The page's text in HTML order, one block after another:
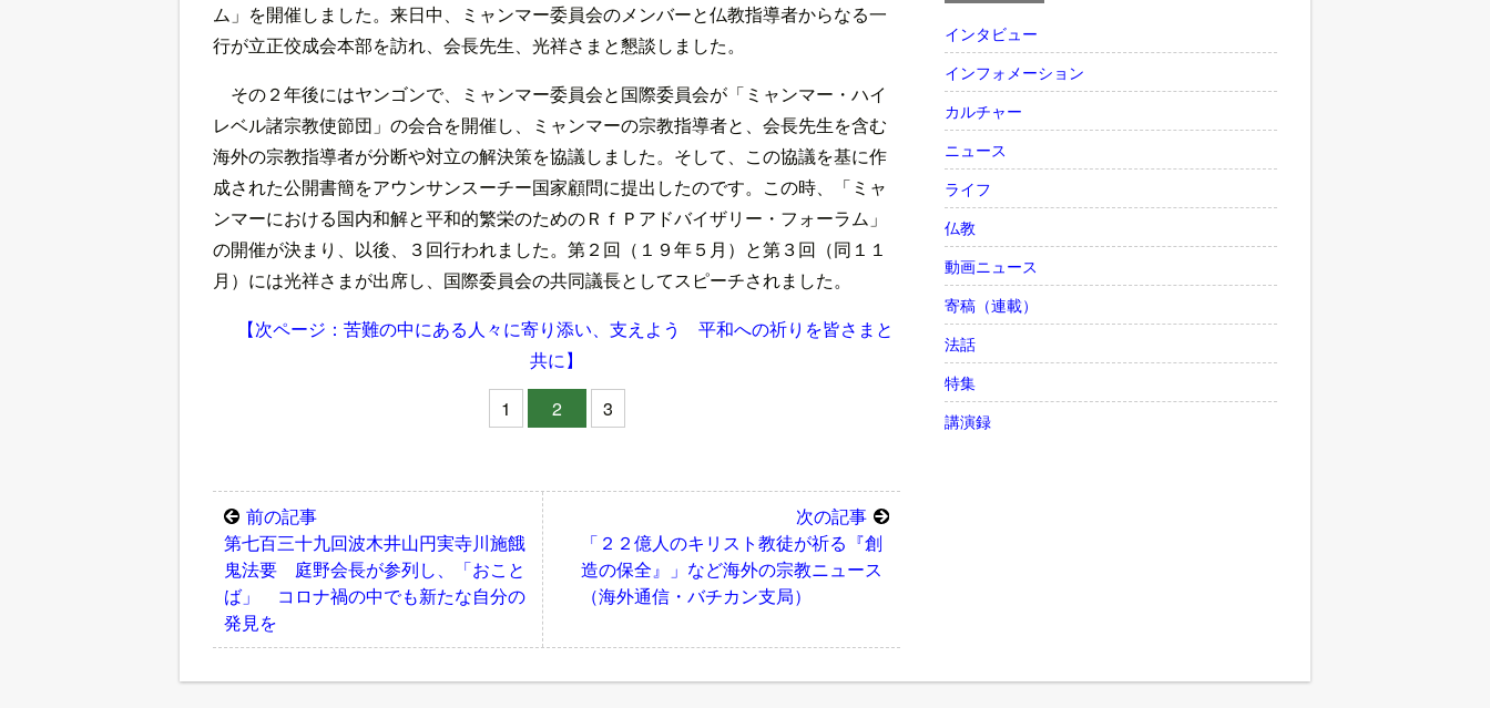
ム」を開催しました。来日中、ミャンマー委員会のメンバーと仏教指導者からなる一
行が立正佼成会本部を訪れ、会長先生、光祥さまと懇談しました。
その２年後にはヤンゴンで、ミャンマー委員会と国際委員会が「ミャンマー・ハイ
レベル諸宗教使節団」の会合を開催し、ミャンマーの宗教指導者と、会長先生を含む
海外の宗教指導者が分断や対立の解決策を協議しました。そして、この協議を基に作
成された公開書簡をアウンサンスーチー国家顧問に提出したのです。この時、「ミャ
ンマーにおける国内和解と平和的繁栄のためのＲｆＰアドバイザリー・フォーラム」
の開催が決まり、以後、３回行われました。第２回（１９年５月）と第３回（同１１
月）には光祥さまが出席し、国際委員会の共同議長としてスピーチされました。
【次ページ：苦難の中にある人々に寄り添い、支えよう 平和への祈りを皆さまと
共に】
1
2 3
前の記事
第七百三十九回波木井山円実寺川施餓
鬼法要 庭野会長が参列し、「おこと
ば」 コロナ禍の中でも新たな自分の
発見を
次の記事
「２２億人のキリスト教徒が祈る『創
造の保全』」など海外の宗教ニュース
（海外通信・バチカン支局）
インタビュー
インフォメーション
カルチャー
ニュース
ライフ
仏教
動画ニュース
寄稿（連載）
法話
特集
講演録